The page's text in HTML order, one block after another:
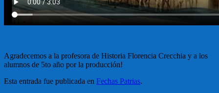
Agradecemos a la profesora de Historia Florencia Crecchia y a los
alumnos de 5to año por la producción!
Esta entrada fue publicada en Fechas Patrias.